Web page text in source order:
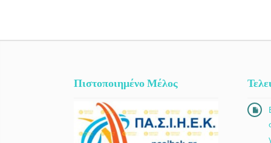
Πιστοποιημένο Μέλος